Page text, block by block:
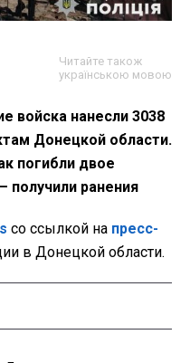
Читайте також
українською мовою
войска нанесли 3038
Донецкой области.
погибли двое
ранения
со ссылкой на пресс-
в Донецкой области.